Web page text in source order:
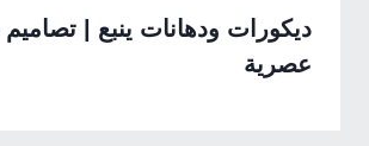
ديكورات ودهانات ينبع | تصاميم
عصرية